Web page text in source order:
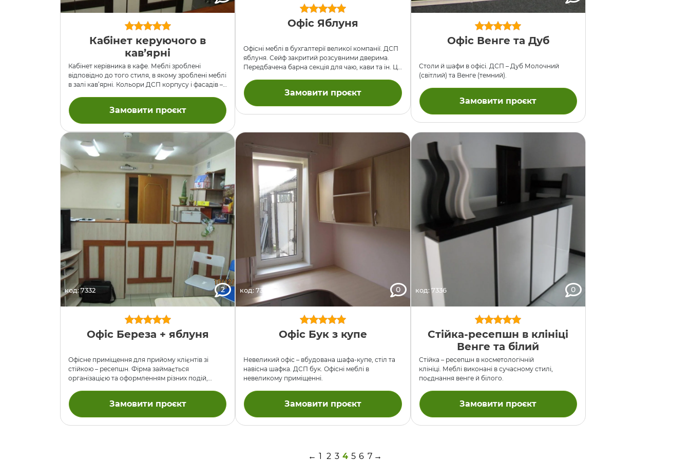
Кабінет керуючого в
кав’ярні
Кабінет керівника в кафе. Меблі зроблені
відповідно до того стиля, в якому зроблені меблі
в залі кав’ярні. Кольори ДСП корпусу і фасадів –
оздоблені крайкою ПХВ товщиною 2 мм.
Подивитися барну стійку в цій же кав’ярні.
Замовити проєкт
Офіс Яблуня
Офісні меблі в бухгалтерії великої компанії. ДСП
яблуня. Сейф закритий розсувними дверима.
Передбачена барна секція для чаю, кави та ін. Ці
замовлень.
Замовити проєкт
Офіс Венге та Дуб
Столи й шафи в офісі. ДСП – Дуб Молочний
(світлий) та Венге (темний).
Замовити проєкт
код: 7332 2
Офіс Береза ​​+ яблуня
Офісне приміщення для прийому клієнтів зі
стійкою – ресепшн. Фірма займається
організацією та оформленням різних подій,
кульками: -) ДСП береза, деякі деталі й
крайкування – колір яблуня. 10 грудня на
прохання клієнта ми встановили додатково
замки і зробили ще фотографій, коли господарі
Замовити проєкт
код: 7333 0
Офіс Бук з купе
Невеликий офіс – вбудована шафа-купе, стіл та
навісна шафка. ДСП бук. Офісні меблі в
невеликому приміщенні.
Замовити проєкт
код: 7336 0
Стійка-ресепшн в клініці
Венге та білий
Стійка – ресепшн в косметологічній
клініці. Меблі виконані в сучасному стилі,
поєднання венге й білого.
Замовити проєкт
← 1 2 3 4 5 6 7 →